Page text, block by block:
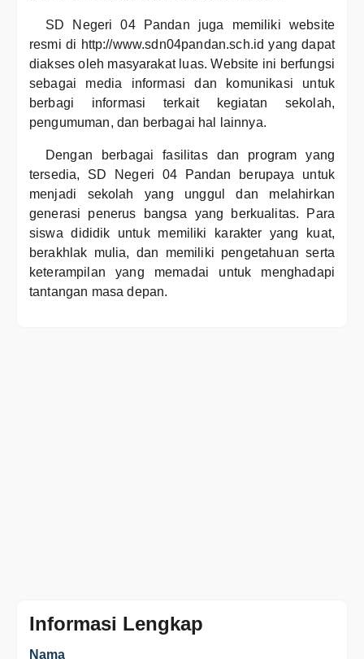
SD Negeri 04 Pandan juga memiliki website
resmi di http://www.sdn04pandan.sch.id yang dapat
diakses oleh masyarakat luas. Website ini berfungsi
sebagai media informasi dan komunikasi untuk
berbagi informasi terkait kegiatan sekolah,
pengumuman, dan berbagai hal lainnya.
Dengan berbagai fasilitas dan program yang
tersedia, SD Negeri 04 Pandan berupaya untuk
menjadi sekolah yang unggul dan melahirkan
generasi penerus bangsa yang berkualitas. Para
siswa dididik untuk memiliki karakter yang kuat,
berakhlak mulia, dan memiliki pengetahuan serta
keterampilan yang memadai untuk menghadapi
tantangan masa depan.
Informasi Lengkap
Nama